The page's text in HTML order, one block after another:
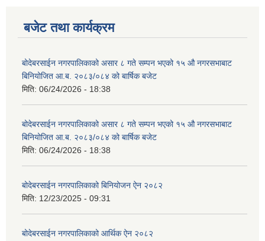
बजेट तथा कार्यक्रम
बोदेबरसाईन नगरपालिकाको असार ८ गते सम्पन भएको १५ ‍‍‍औ नगरसभाबाट
बिनियोजित आ.ब. २०८३/०८४ को बार्षिक बजेट
मिति: 06/24/2026 - 18:38
बोदेबरसाईन नगरपालिकाको असार ८ गते सम्पन भएको १५ ‍‍‍औ नगरसभाबाट
बिनियोजित आ.ब. २०८३/०८४ को बार्षिक बजेट
मिति: 06/24/2026 - 18:38
बोदेबरसाईन नगरपालिकाको बिनियोजन ऐन २०८२
मिति: 12/23/2025 - 09:31
बोदेबरसाईन नगरपालिकाको आर्थिक ऐन २०८२